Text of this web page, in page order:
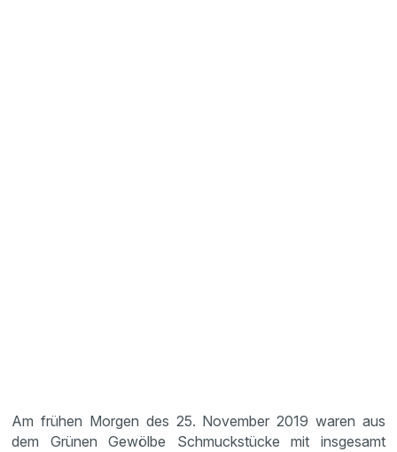
Am frühen Morgen des 25. November 2019 waren aus
dem Grünen Gewölbe Schmuckstücke mit insgesamt